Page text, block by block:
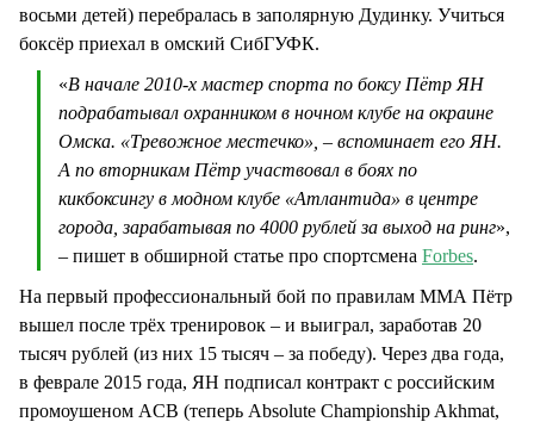
восьми детей) перебралась в заполярную Дудинку. Учиться
боксёр приехал в омский СибГУФК.
«В начале 2010-х мастер спорта по боксу Пётр ЯН
подрабатывал охранником в ночном клубе на окраине
Омска. «Тревожное местечко», – вспоминает его ЯН.
А по вторникам Пётр участвовал в боях по
кикбоксингу в модном клубе «Атлантида» в центре
города, зарабатывая по 4000 рублей за выход на ринг»,
– пишет в обширной статье про спортсмена Forbes.
На первый профессиональный бой по правилам ММА Пётр
вышел после трёх тренировок – и выиграл, заработав 20
тысяч рублей (из них 15 тысяч – за победу). Через два года,
в феврале 2015 года, ЯН подписал контракт с российским
промоушеном ACB (теперь Absolute Championship Akhmat,